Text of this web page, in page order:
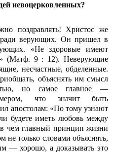
невоцерковленных?
поздравлять! Христос же
верующих. Он пришел в
«Не здоровые имеют
(Матф. 9 : 12). Неверующие
несчастные, обделенные.
объяснять им смысл
но самое главное —
что значит быть
апостолам: «По тому узнают
будете иметь любовь между
чем главный принцип жизни
не только словами объяснять,
— хорошо, а доказывать это